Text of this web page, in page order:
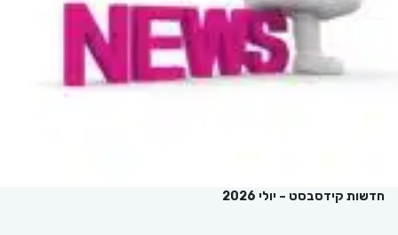
חדשות קידסבסט – יולי 2026